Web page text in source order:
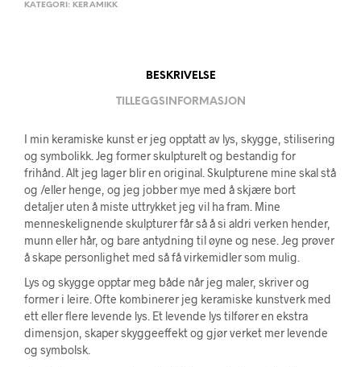
KATEGORI: KERAMIKK
BESKRIVELSE
TILLEGGSINFORMASJON
I min keramiske kunst er jeg opptatt av lys, skygge, stilisering
og symbolikk. Jeg former skulpturelt og bestandig for
frihånd. Alt jeg lager blir en original. Skulpturene mine skal stå
og /eller henge, og jeg jobber mye med å skjære bort
detaljer uten å miste uttrykket jeg vil ha fram. Mine
menneskelignende skulpturer får så å si aldri verken hender,
munn eller hår, og bare antydning til øyne og nese. Jeg prøver
å skape personlighet med så få virkemidler som mulig.
Lys og skygge opptar meg både når jeg maler, skriver og
former i leire. Ofte kombinerer jeg keramiske kunstverk med
ett eller flere levende lys. Et levende lys tilfører en ekstra
dimensjon, skaper skyggeeffekt og gjør verket mer levende
og symbolsk.